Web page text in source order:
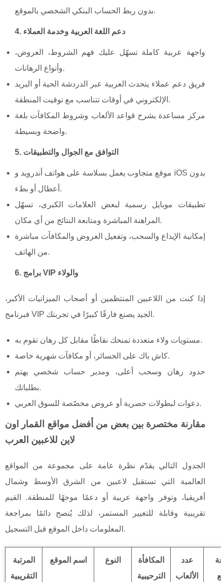
بدون ربط الحساب البنكي الشخصي بالموقع.
4. دعم اللغة العربية وخدمة العملاء
واجهة عربية كاملة تسهّل عليك فهم الشروط، العروض،
وأنواع الرهانات.
فريق دعم عملاء يتحدث العربية عبر الدردشة الحية أو البريد
الإلكتروني في أوقات تتناسب مع توقيت المنطقة.
مركز مساعدة يشرح قواعد الألعاب وشروط المكافآت بلغة
واضحة وبسيطة.
5. التوافق مع الجوال والتطبيقات
موقع متجاوب يعمل بسلاسة على هواتف أندرويد و iOS بدون
أعطال أو بطء.
تطبيقات موبايل رسمية لبعض العلامات الكبرى، تسهّل
المراهنة المباشرة ومتابعة النتائج من أي مكان.
إمكانية الإيداع والسحب، وتفعيل العروض والمكافآت مباشرة
من الهاتف.
6. برامج VIP والولاء
إذا كنت من اللاعبين المنتظمين أو أصحاب الميزانيات الأكبر،
فبرنامج VIP الجيد يصنع فارقًا كبيرًا في تجربتك.
مستويات ولاء متعددة تمنحك نقاطًا مقابل كل رهان تقوم به.
كاش باك على الخسائر، أو مكافآت شهرية خاصة.
حدود رهان وسحب أعلى، ومدير حساب شخصي يهتم
بطلباتك.
دعوات لبطولات حصرية أو عروض مخصّصة للسوق العربي.
مقارنة مختصرة بين بعض من أفضل مواقع القمار اون
لاين للاعبين العرب
الجدول التالي يقدّم نظرة عامة على مجموعة من المواقع
العالمية التي تستقبل لاعبين من الشرق الأوسط وشمال
أفريقيا، وتوفر واجهة عربية أو دعمًا موجهًا للمنطقة. القيم
تقريبية وقابلة للتغيير المستمر، لذلك يُنصح دائمًا بمراجعة
المعلومات داخل الموقع قبل التسجيل.
المرتبة
التقريبية
اسم الموقع النوع
المكافأة
الترحيبية
عدد
الألعاب